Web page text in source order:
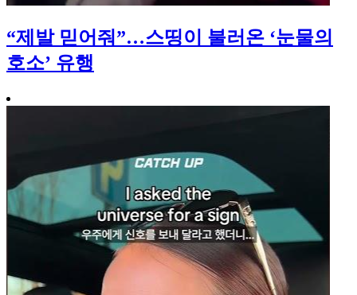
“제발 믿어줘”…스띵이 불러온 ‘눈물의
호소’ 유행